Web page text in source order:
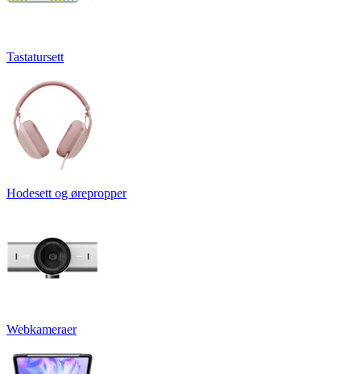
Tastatursett
Hodesett og ørepropper
Webkameraer